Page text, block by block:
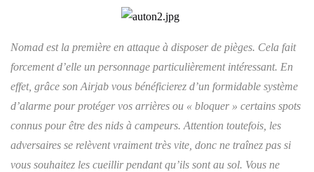
Nomad est la première en attaque à disposer de pièges. Cela fait
forcement d’elle un personnage particulièrement intéressant. En
effet, grâce son Airjab vous bénéficierez d’un formidable système
d’alarme pour protéger vos arrières ou « bloquer » certains spots
connus pour être des nids à campeurs. Attention toutefois, les
adversaires se relèvent vraiment très vite, donc ne traînez pas si
vous souhaitez les cueillir pendant qu’ils sont au sol. Vous ne